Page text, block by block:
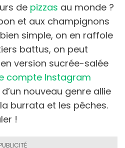
de pizzas au monde ?
et aux champignons
bien simple, on en raffole
battus, on peut
version sucrée-salée
compte Instagram
nouveau genre allie
burrata et les pêches.
!